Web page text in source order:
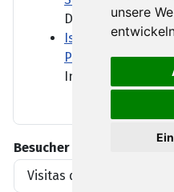
unsere
Das Extrem-
Israel klagt
Palästinensers an
In den
Besucher
Visitas del artículo